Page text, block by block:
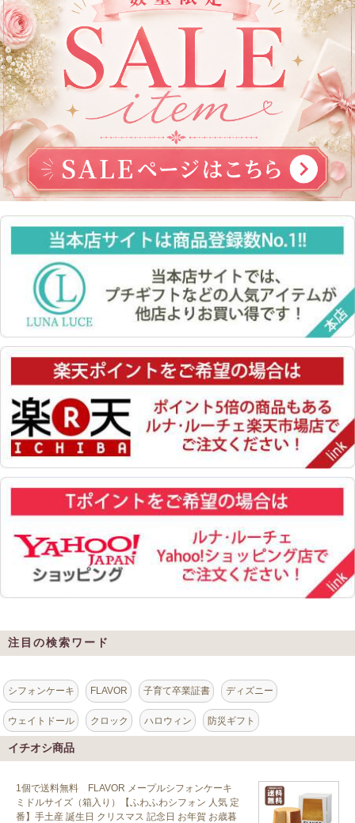
注目の検索ワード
シフォンケーキ FLAVOR 子育て卒業証書 ディズニー
ウェイトドール クロック ハロウィン 防災ギフト
イチオシ商品
1個で送料無料 FLAVOR メープルシフォンケーキ
ミドルサイズ（箱入り）【ふわふわシフォン 人気 定
番】手土産 誕生日 クリスマス 記念日 お年賀 お歳暮